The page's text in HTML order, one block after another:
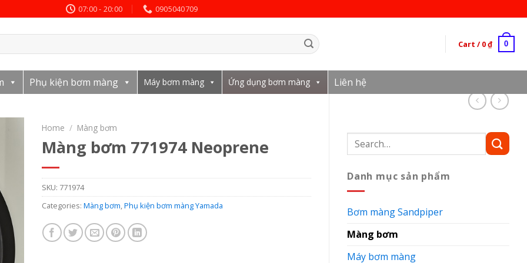
07:00 - 20:00 0905040709
Cart / 0₫ 0
Phụ kiện bơm màng Máy bơm màng Ứng dụng bơm màng Liên hệ
Search
for:
Danh mục sản phẩm
Bơm màng Sandpiper
Màng bơm
Máy bơm màng
Home / Màng bơm
Màng bơm 771974 Neoprene
SKU: 771974
Categories: Màng bơm,Phụ kiện bơm màng Yamada